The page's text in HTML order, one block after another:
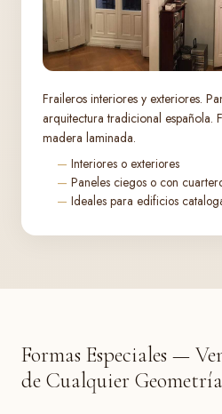
Fraileros interiores y exteriores.
arquitectura tradicional española.
madera laminada.
Interiores o exteriores
Paneles ciegos o con
Ideales para edificios
Formas Especiales —
de Cualquier Geometría